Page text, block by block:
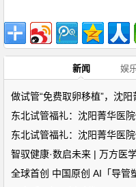
新闻 娱
做试管“免费取卵移植”，沈
智驭健康·数启未来 | 万方医
全球首创 中国原创 AI「导管